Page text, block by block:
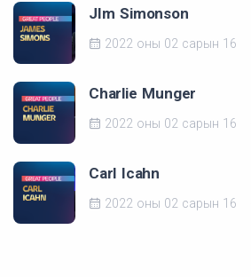
JIm Simonson
2022 оны 02 сарын 16
Charlie Munger
2022 оны 02 сарын 16
Carl Icahn
2022 оны 02 сарын 16